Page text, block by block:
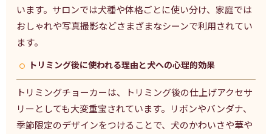
います。サロンでは犬種や体格ごとに使い分け、家庭では
おしゃれや写真撮影などさまざまなシーンで利用されてい
ます。
トリミング後に使われる理由と犬への心理的効果
トリミングチョーカーは、トリミング後の仕上げアクセサ
リーとしても大変重宝されています。リボンやバンダナ、
季節限定のデザインをつけることで、犬のかわいさや華や